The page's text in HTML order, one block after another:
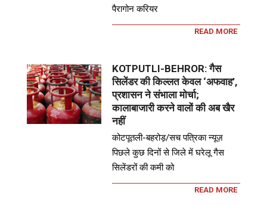
पैरागोन करियर
READ MORE
KOTPUTLI-BEHROR: गैस
सिलेंडर की किल्लत केवल ‘अफवाह’,
प्रशासन ने संभाला मोर्चा;
कालाबाजारी करने वालों की अब खैर
नहीं
कोटपूतली-बहरोड़/सच पत्रिका न्यूज़
पिछले कुछ दिनों से जिले में घरेलू गैस
सिलेंडरों की कमी को
READ MORE